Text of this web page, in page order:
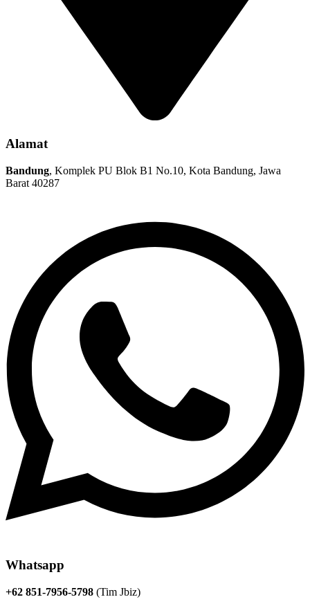
Alamat
Bandung, Komplek PU Blok B1 No.10, Kota Bandung, Jawa
Barat 40287
Whatsapp
+62 851-7956-5798 (Tim Jbiz)